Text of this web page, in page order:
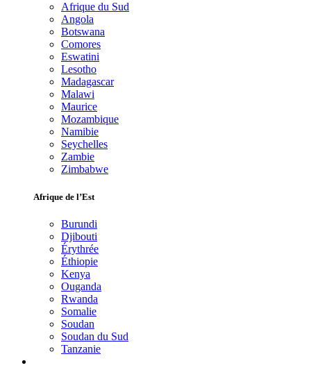
Afrique du Sud
Angola
Botswana
Comores
Eswatini
Lesotho
Madagascar
Malawi
Maurice
Mozambique
Namibie
Seychelles
Zambie
Zimbabwe
Afrique de l’Est
Burundi
Djibouti
Érythrée
Éthiopie
Kenya
Ouganda
Rwanda
Somalie
Soudan
Soudan du Sud
Tanzanie